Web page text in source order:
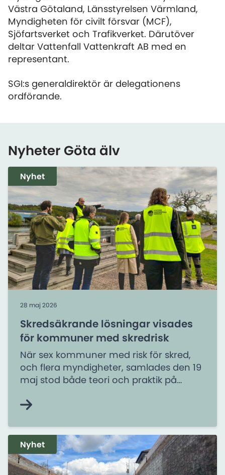
Västra Götaland, Länsstyrelsen Värmland,
Myndigheten för civilt försvar (MCF),
Sjöfartsverket och Trafikverket. Därutöver
deltar Vattenfall Vattenkraft AB med en
representant.
SGI:s generaldirektör är delegationens
ordförande.
Nyheter Göta älv
Nyhet
28 maj 2026
Skredsäkrande lösningar visades
för kommuner med skredrisk
När sex kommuner med risk för skred,
och flera myndigheter, samlades den 19
maj stod både teori och praktik på
skredsäkrande åtgärder som just nu
Nyhet